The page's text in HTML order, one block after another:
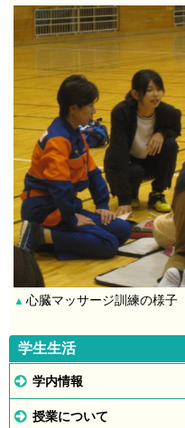
▲ 心臓マッサージ訓練の様子
学生生活
学内情報
授業について